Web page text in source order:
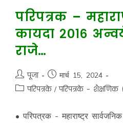
परिपत्रक –
कायदा २०१६
राजे…
पूजा मार्च 15, 2024
परिपत्रके / परिपत्रके - शैक्षणिक
• परिपत्रक - महाराष्ट्र